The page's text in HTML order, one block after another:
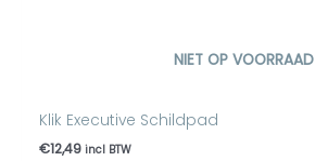
NIET OP VOORRAAD
Klik Executive Schildpad
€12,49 incl BTW